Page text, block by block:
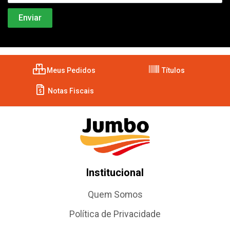
Meus Pedidos Títulos
Notas Fiscais
Institucional
Quem Somos
Política de Privacidade